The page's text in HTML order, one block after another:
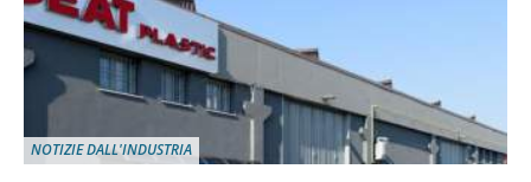
NOTIZIE DALL'INDUSTRIA